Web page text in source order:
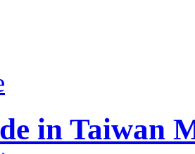
in Taiwan